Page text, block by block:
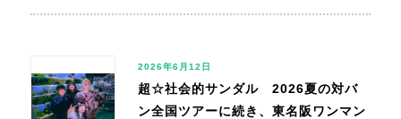
2026年6月12日
超☆社会的サンダル 2026夏の対バ
ン全国ツアーに続き、東名阪ワンマン